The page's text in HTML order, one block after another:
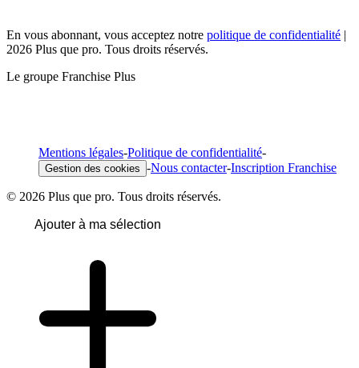
En vous abonnant, vous acceptez notre politique de confidentialité |
2026 Plus que pro. Tous droits réservés.
Le groupe Franchise Plus
Mentions légales-Politique de confidentialité-
Gestion des cookies -Nous contacter-Inscription Franchise
© 2026 Plus que pro. Tous droits réservés.
Ajouter à ma sélection